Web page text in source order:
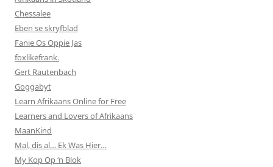
Chessalee
Eben se skryfblad
Fanie Os Oppie Jas
foxlikefrank.
Gert Rautenbach
Goggabyt
Learn Afrikaans Online for Free
Learners and Lovers of Afrikaans
MaanKind
Mal, dis al… Ek Was Hier…
My Kop Op ‘n Blok